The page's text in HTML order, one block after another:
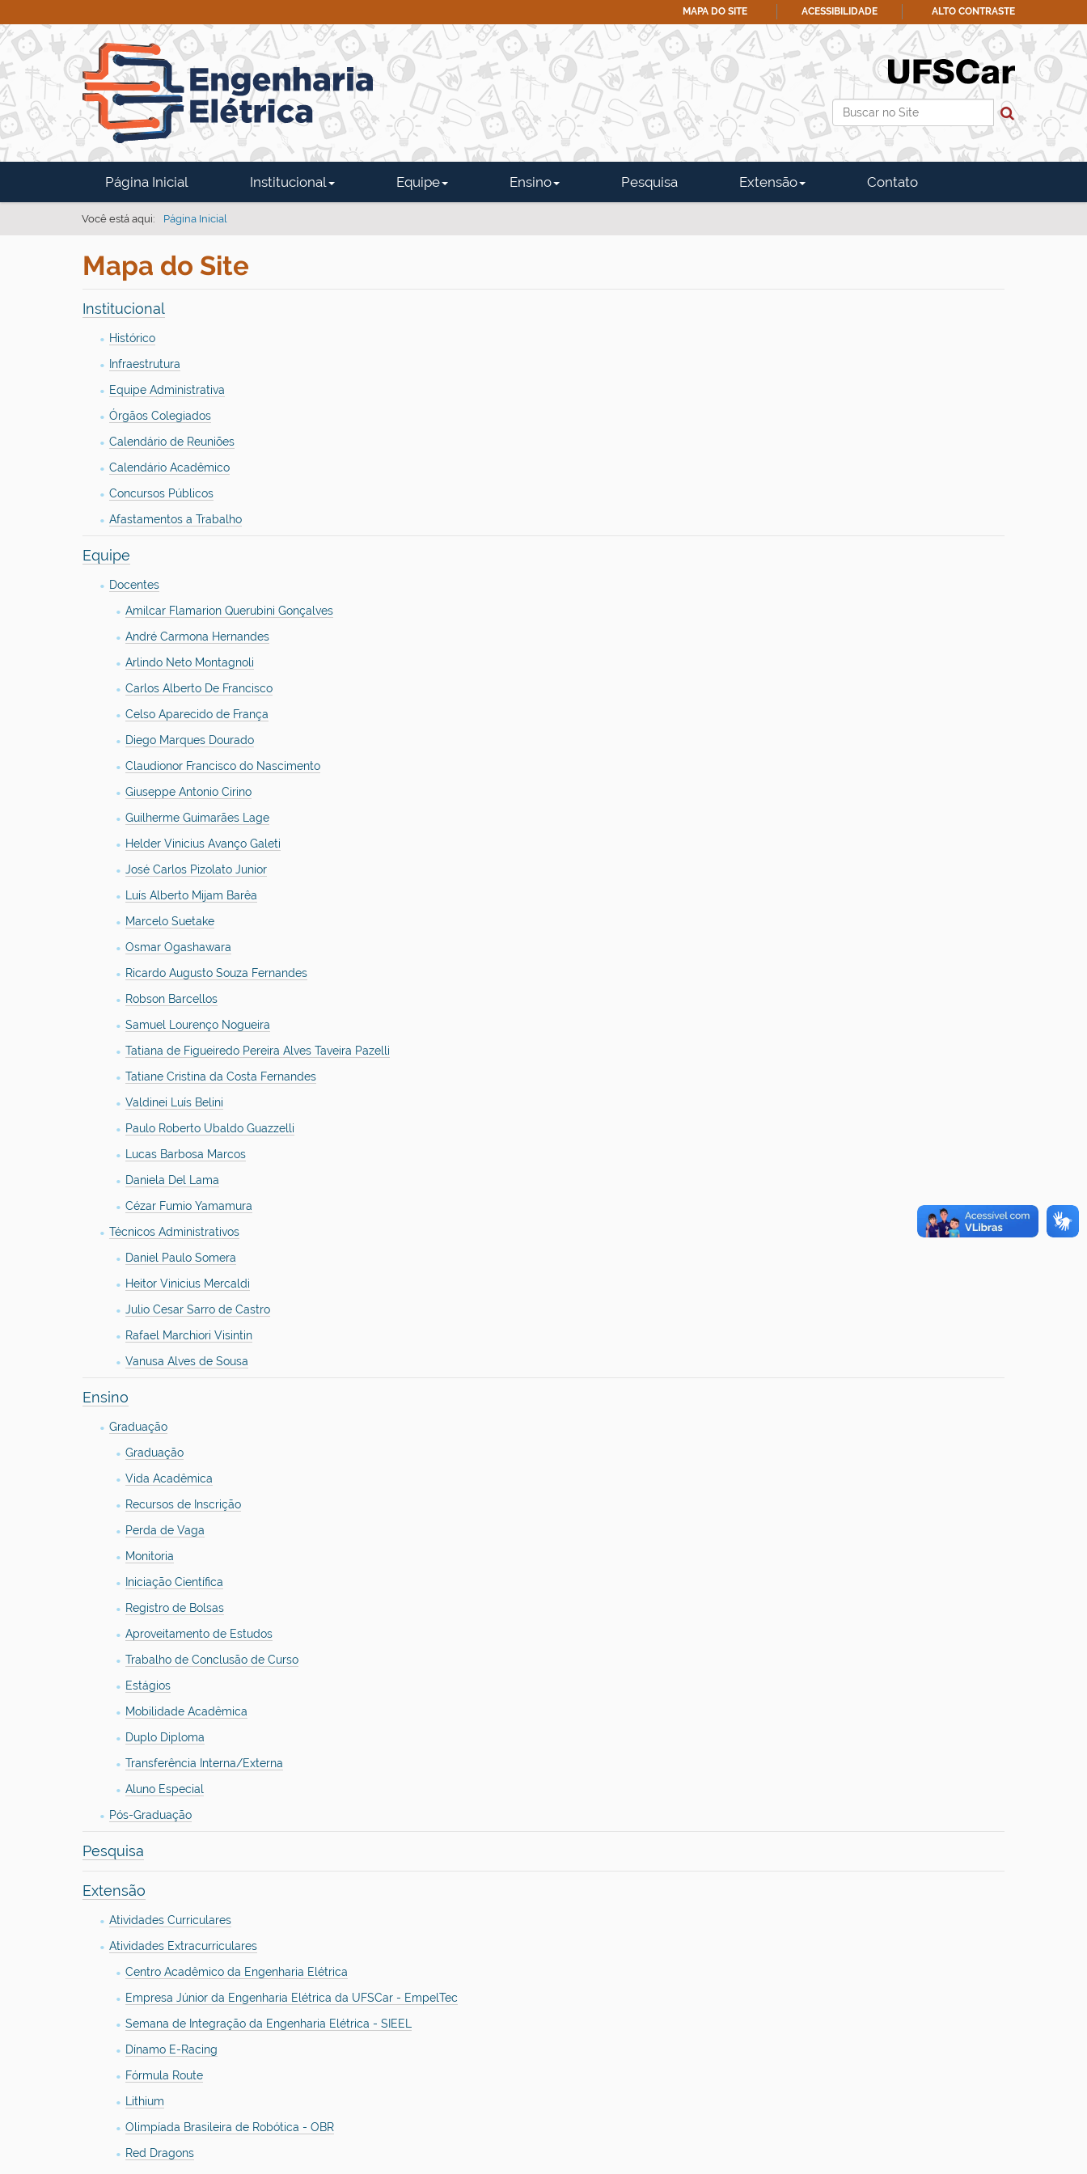
Busca
Busca Avançada…
MAPA DO SITE ACESSIBILIDADE ALTO CONTRASTE
Página Inicial Institucional Equipe Ensino Pesquisa Extensão Contato
Você está aqui: Página Inicial
Mapa do Site
Institucional
Histórico
Infraestrutura
Equipe Administrativa
Órgãos Colegiados
Calendário de Reuniões
Calendário Acadêmico
Concursos Públicos
Afastamentos a Trabalho
Equipe
Docentes
Amilcar Flamarion Querubini Gonçalves
André Carmona Hernandes
Arlindo Neto Montagnoli
Carlos Alberto De Francisco
Celso Aparecido de França
Diego Marques Dourado
Claudionor Francisco do Nascimento
Giuseppe Antonio Cirino
Guilherme Guimarães Lage
Helder Vinicius Avanço Galeti
José Carlos Pizolato Junior
Luís Alberto Mijam Barêa
Marcelo Suetake
Osmar Ogashawara
Ricardo Augusto Souza Fernandes
Robson Barcellos
Samuel Lourenço Nogueira
Tatiana de Figueiredo Pereira Alves Taveira Pazelli
Tatiane Cristina da Costa Fernandes
Valdinei Luís Belini
Paulo Roberto Ubaldo Guazzelli
Lucas Barbosa Marcos
Daniela Del Lama
Cézar Fumio Yamamura
Técnicos Administrativos
Daniel Paulo Somera
Heitor Vinicius Mercaldi
Julio Cesar Sarro de Castro
Rafael Marchiori Visintin
Vanusa Alves de Sousa
Ensino
Graduação
Graduação
Vida Acadêmica
Recursos de Inscrição
Perda de Vaga
Monitoria
Iniciação Científica
Registro de Bolsas
Aproveitamento de Estudos
Trabalho de Conclusão de Curso
Estágios
Mobilidade Acadêmica
Duplo Diploma
Transferência Interna/Externa
Aluno Especial
Pós-Graduação
Pesquisa
Extensão
Atividades Curriculares
Atividades Extracurriculares
Centro Acadêmico da Engenharia Elétrica
Empresa Júnior da Engenharia Elétrica da UFSCar - EmpelTec
Semana de Integração da Engenharia Elétrica - SIEEL
Dínamo E-Racing
Fórmula Route
Lithium
Olimpíada Brasileira de Robótica - OBR
Red Dragons